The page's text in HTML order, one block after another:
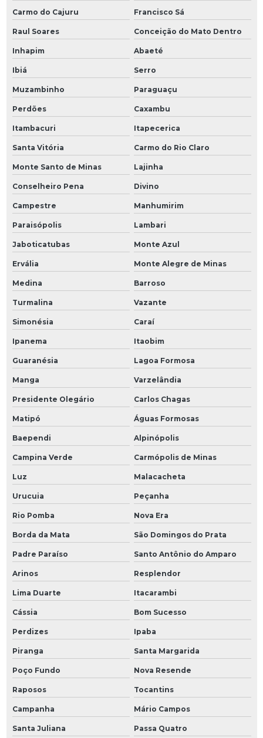
Carmo do Cajuru Francisco Sá
Raul Soares Conceição do Mato Dentro
Inhapim Abaeté
Ibiá Serro
Muzambinho Paraguaçu
Perdões Caxambu
Itambacuri Itapecerica
Santa Vitória Carmo do Rio Claro
Monte Santo de Minas Lajinha
Conselheiro Pena Divino
Campestre Manhumirim
Paraisópolis Lambari
Jaboticatubas Monte Azul
Ervália Monte Alegre de Minas
Medina Barroso
Turmalina Vazante
Simonésia Caraí
Ipanema Itaobim
Guaranésia Lagoa Formosa
Manga Varzelândia
Presidente Olegário Carlos Chagas
Matipó Águas Formosas
Baependi Alpinópolis
Campina Verde Carmópolis de Minas
Luz Malacacheta
Urucuia Peçanha
Rio Pomba Nova Era
Borda da Mata São Domingos do Prata
Padre Paraíso Santo Antônio do Amparo
Arinos Resplendor
Lima Duarte Itacarambi
Cássia Bom Sucesso
Perdizes Ipaba
Piranga Santa Margarida
Poço Fundo Nova Resende
Raposos Tocantins
Campanha Mário Campos
Santa Juliana Passa Quatro